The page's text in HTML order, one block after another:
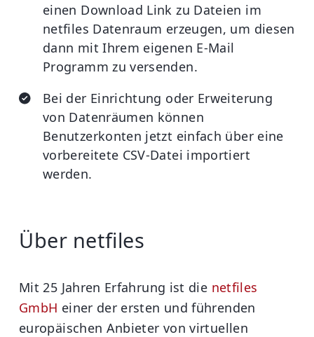
einen Download Link zu Dateien im
netfiles Datenraum erzeugen, um diesen
dann mit Ihrem eigenen E-Mail
Programm zu versenden.
Bei der Einrichtung oder Erweiterung
von Datenräumen können
Benutzerkonten jetzt einfach über eine
vorbereitete CSV-Datei importiert
werden.
Über netfiles
Mit 25 Jahren Erfahrung ist die netfiles
GmbH einer der ersten und führenden
europäischen Anbieter von virtuellen